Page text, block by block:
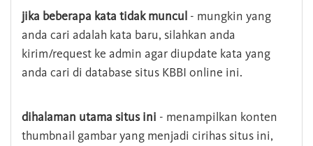
jika beberapa kata tidak muncul - mungkin yang
anda cari adalah kata baru, silahkan anda
kirim/request ke admin agar diupdate kata yang
anda cari di database situs KBBI online ini.
dihalaman utama situs ini - menampilkan konten
thumbnail gambar yang menjadi cirihas situs ini,